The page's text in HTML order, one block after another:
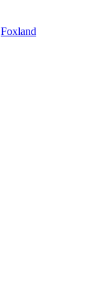
Foxland